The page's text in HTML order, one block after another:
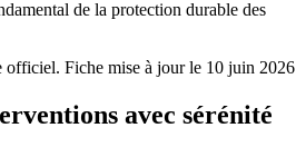
de la protection durable des
officiel. Fiche mise à jour le 10 juin 2026
avec sérénité